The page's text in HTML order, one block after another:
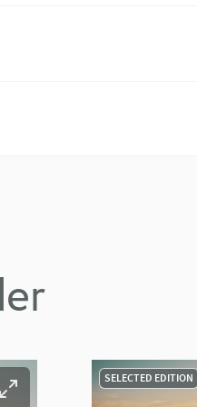
SELECTED EDITION